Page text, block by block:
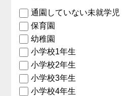
通園していない未就学児
保育園
幼稚園
小学校1年生
小学校2年生
小学校3年生
小学校4年生